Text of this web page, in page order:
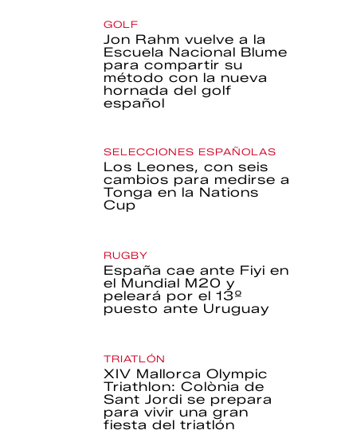
GOLF
Jon Rahm vuelve a la
Escuela Nacional Blume
para compartir su
método con la nueva
hornada del golf
español
SELECCIONES ESPAÑOLAS
Los Leones, con seis
cambios para medirse a
Tonga en la Nations
Cup
RUGBY
España cae ante Fiyi en
el Mundial M20 y
peleará por el 13º
puesto ante Uruguay
TRIATLÓN
XIV Mallorca Olympic
Triathlon: Colònia de
Sant Jordi se prepara
para vivir una gran
fiesta del triatlón